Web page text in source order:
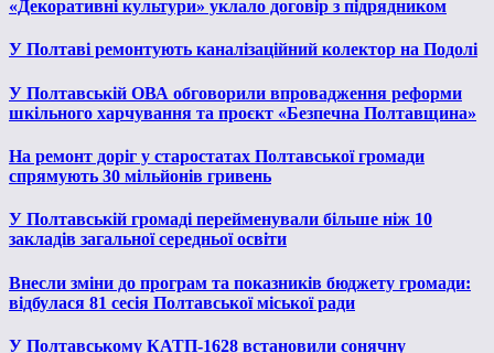
«Декоративні культури» уклало договір з підрядником
У Полтаві ремонтують каналізаційний колектор на Подолі
У Полтавській ОВА обговорили впровадження реформи
шкільного харчування та проєкт «Безпечна Полтавщина»
На ремонт доріг у старостатах Полтавської громади
спрямують 30 мільйонів гривень
У Полтавській громаді перейменували більше ніж 10
закладів загальної середньої освіти
Внесли зміни до програм та показників бюджету громади:
відбулася 81 сесія Полтавської міської ради
У Полтавському КАТП-1628 встановили сонячну